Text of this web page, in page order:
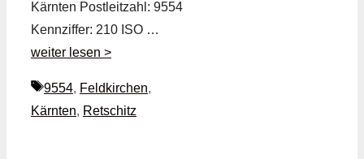
Kärnten Postleitzahl: 9554
Kennziffer: 210 ISO …
weiter lesen >
Schlagwörter
9554, Feldkirchen,
Kärnten, Retschitz